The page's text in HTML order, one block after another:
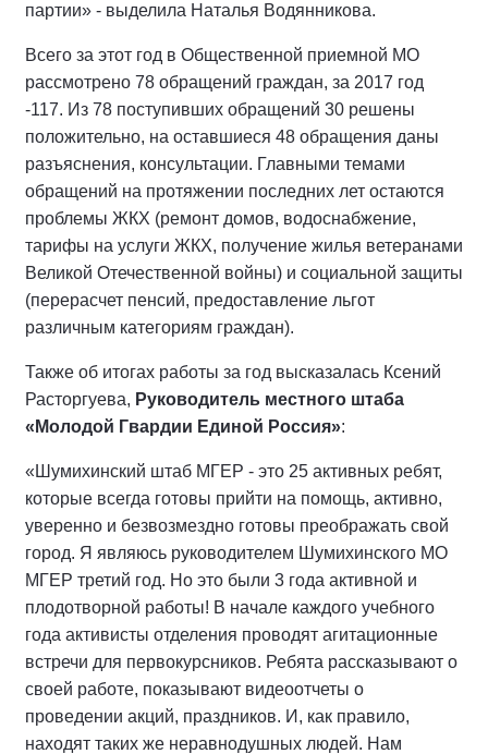
партии» - выделила Наталья Водянникова.
Всего за этот год в Общественной приемной МО
рассмотрено 78 обращений граждан, за 2017 год
-117. Из 78 поступивших обращений 30 решены
положительно, на оставшиеся 48 обращения даны
разъяснения, консультации. Главными темами
обращений на протяжении последних лет остаются
проблемы ЖКХ (ремонт домов, водоснабжение,
тарифы на услуги ЖКХ, получение жилья ветеранами
Великой Отечественной войны) и социальной защиты
(перерасчет пенсий, предоставление льгот
различным категориям граждан).
Также об итогах работы за год высказалась Ксений
Расторгуева, Руководитель местного штаба
«Молодой Гвардии Единой Россия»:
«Шумихинский штаб МГЕР - это 25 активных ребят,
которые всегда готовы прийти на помощь, активно,
уверенно и безвозмездно готовы преображать свой
город. Я являюсь руководителем Шумихинского МО
МГЕР третий год. Но это были 3 года активной и
плодотворной работы! В начале каждого учебного
года активисты отделения проводят агитационные
встречи для первокурсников. Ребята рассказывают о
своей работе, показывают видеоотчеты о
проведении акций, праздников. И, как правило,
находят таких же неравнодушных людей. Нам